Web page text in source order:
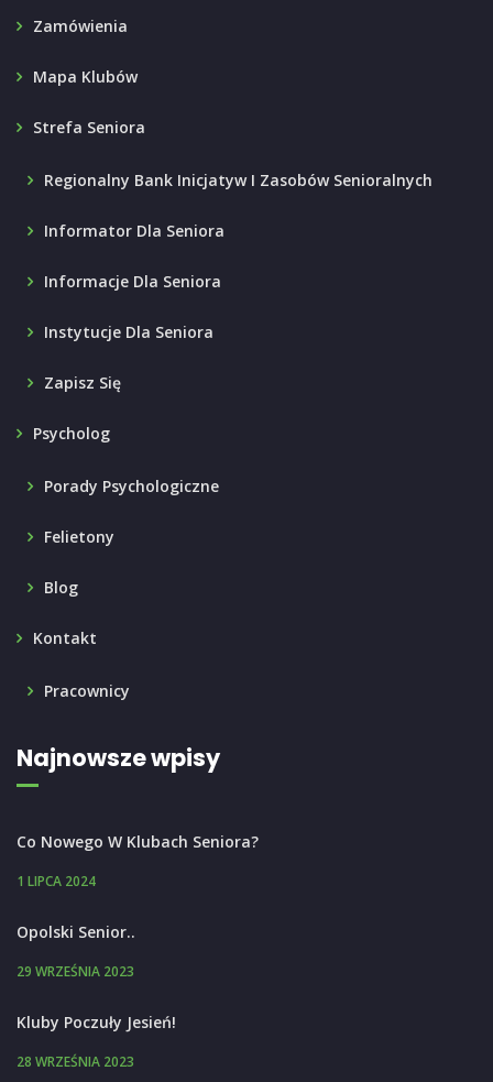
Zamówienia
Mapa Klubów
Strefa Seniora
Regionalny Bank Inicjatyw I Zasobów Senioralnych
Informator Dla Seniora
Informacje Dla Seniora
Instytucje Dla Seniora
Zapisz Się
Psycholog
Porady Psychologiczne
Felietony
Blog
Kontakt
Pracownicy
Najnowsze wpisy
Co Nowego W Klubach Seniora?
1 LIPCA 2024
Opolski Senior..
29 WRZEŚNIA 2023
Kluby Poczuły Jesień!
28 WRZEŚNIA 2023